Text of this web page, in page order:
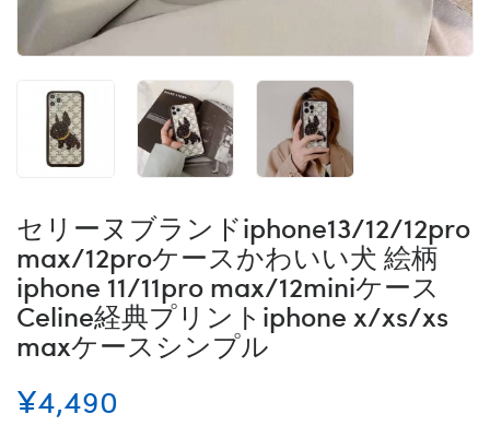
セリーヌブランドiphone13/12/12pro
max/12proケースかわいい犬 絵柄
iphone 11/11pro max/12miniケース
Celine経典プリントiphone x/xs/xs
maxケースシンプル
¥4,490